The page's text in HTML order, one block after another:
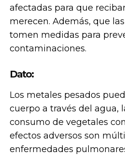
afectadas para que
merecen. Además, que
tomen medidas para
contaminaciones.
Dato:
Los metales pesados
cuerpo a través del agua,
consumo de vegetales
efectos adversos son
enfermedades